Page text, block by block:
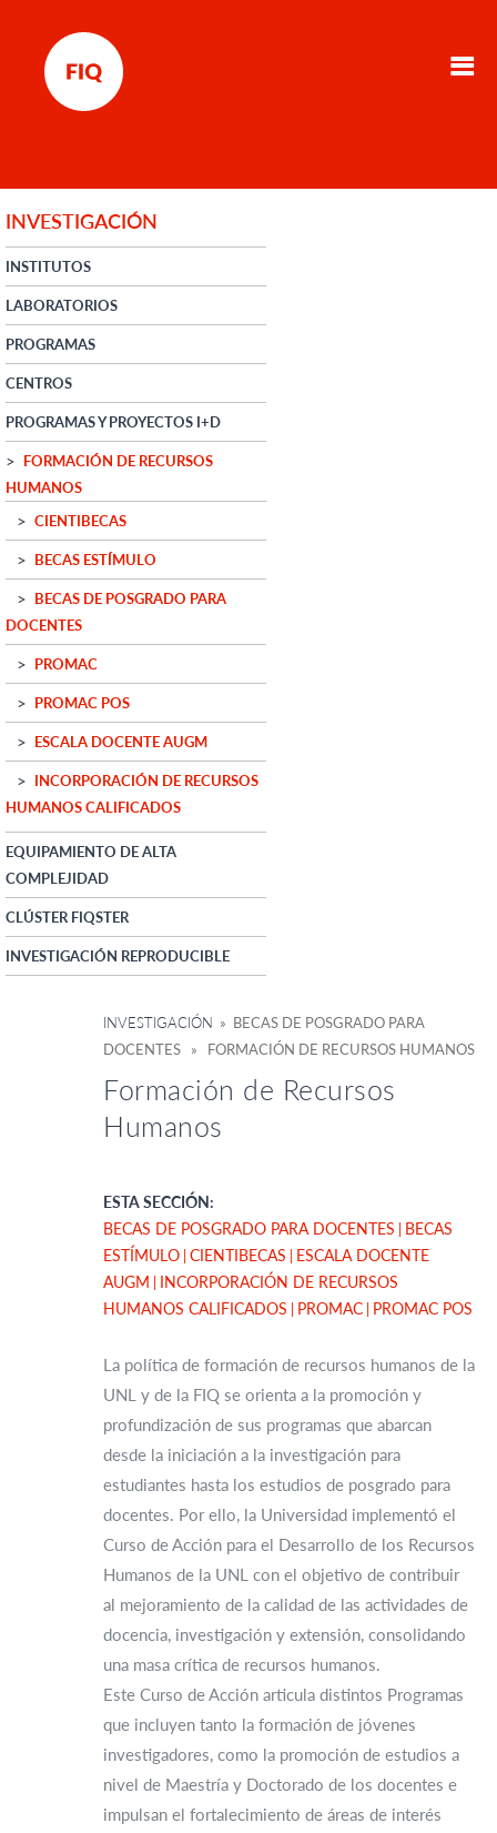
INVESTIGACIÓN
INSTITUTOS
LABORATORIOS
PROGRAMAS
CENTROS
PROGRAMAS Y PROYECTOS I+D
FORMACIÓN DE RECURSOS
HUMANOS
CIENTIBECAS
BECAS ESTÍMULO
BECAS DE POSGRADO PARA
DOCENTES
PROMAC
PROMAC POS
ESCALA DOCENTE AUGM
INCORPORACIÓN DE RECURSOS
HUMANOS CALIFICADOS
EQUIPAMIENTO DE ALTA
COMPLEJIDAD
CLÚSTER FIQSTER
INVESTIGACIÓN REPRODUCIBLE
INVESTIGACIÓN » BECAS DE POSGRADO PARA
DOCENTES » FORMACIÓN DE RECURSOS HUMANOS
Formación de Recursos
Humanos
ESTA SECCIÓN:
BECAS DE POSGRADO PARA DOCENTES
BECAS
ESTÍMULO CIENTIBECAS
ESCALA DOCENTE
AUGM
INCORPORACIÓN DE RECURSOS
HUMANOS CALIFICADOS
PROMAC PROMAC POS
La política de formación de recursos humanos de la
UNL y de la FIQ se orienta a la promoción y
profundización de sus programas que abarcan
desde la iniciación a la investigación para
estudiantes hasta los estudios de posgrado para
docentes. Por ello, la Universidad implementó el
Curso de Acción para el Desarrollo de los Recursos
Humanos de la UNL con el objetivo de contribuir
al mejoramiento de la calidad de las actividades de
docencia, investigación y extensión, consolidando
una masa crítica de recursos humanos.
Este Curso de Acción articula distintos Programas
que incluyen tanto la formación de jóvenes
investigadores, como la promoción de estudios a
nivel de Maestría y Doctorado de los docentes e
impulsan el fortalecimiento de áreas de interés